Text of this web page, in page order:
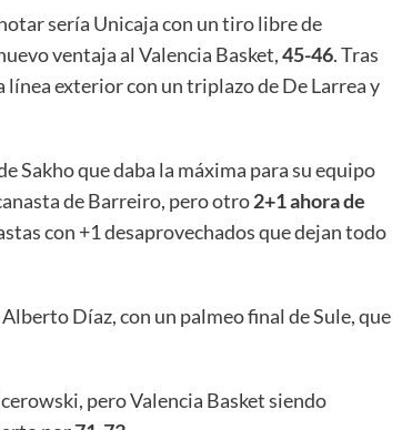
sería Unicaja con un tiro libre de
ventaja al Valencia Basket,45-46. Tras
exterior con un triplazo de De Larrea y
Sakho que daba la máxima para su equipo
de Barreiro, pero otro2+1 ahora de
con +1 desaprovechados que dejan todo
Díaz, con un palmeo final de Sule, que
pero Valencia Basket siendo